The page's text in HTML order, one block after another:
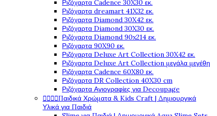
Ριζόχαρτα Cadence 30X30 εκ.
Ριζόχαρτα dreamart 41X32 εκ.
Ριζόχαρτα Diamond 30X42 εκ.
Ριζόχαρτα Diamond 30X30 εκ.
Ριζόχαρτα Diamond 90x214 εκ.
Ριζόχαρτα 90X90 εκ.
Ριζόχαρτα Deluxe Art Collection 30X42 εκ.
Ριζόχαρτα Deluxe Art Collection μεγάλα μεγέθη
Ριζόχαρτα Cadence 60X80 εκ.
Ριζόχαρτα DR Collection 40X30 cm
Ριζόχαρτα Αγιογραφίες για Decoupage
Παιδικά Χρώματα & Kids Craft | Δημιουργικά
Υλικά για Παιδιά